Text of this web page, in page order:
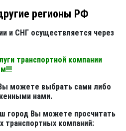
регионы РФ
и СНГ осуществляется через
транспортной компании
можете выбрать сами либо
нами.
город Вы можете просчитать
транспортных компаний: